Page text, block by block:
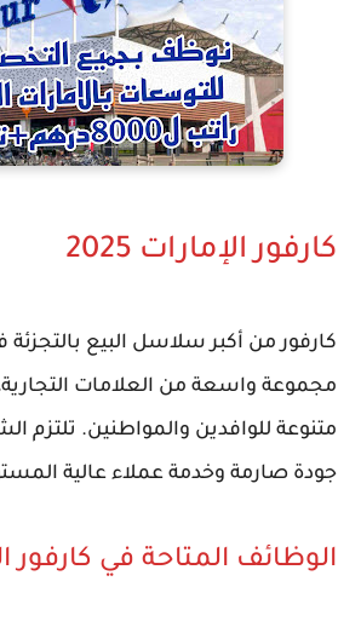
كارفور الإمارات 2025
كارفور من أكبر سلاسل البيع بالتجزئة
مجموعة واسعة من العلامات
متنوعة للوافدين والمواطنين. تلتزم
جودة صارمة وخدمة عملاء عالية
الوظائف المتاحة في كارفور